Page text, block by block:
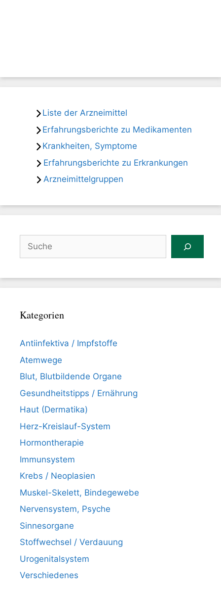
Liste der Arzneimittel
Erfahrungsberichte zu Medikamenten
Krankheiten, Symptome
Erfahrungsberichte zu Erkrankungen
Arzneimittelgruppen
Suchen
Kategorien
Antiinfektiva / Impfstoffe
Atemwege
Blut, Blutbildende Organe
Gesundheitstipps / Ernährung
Haut (Dermatika)
Herz-Kreislauf-System
Hormontherapie
Immunsystem
Krebs / Neoplasien
Muskel-Skelett, Bindegewebe
Nervensystem, Psyche
Sinnesorgane
Stoffwechsel / Verdauung
Urogenitalsystem
Verschiedenes